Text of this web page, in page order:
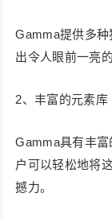
Gamma提供多
出令人眼前一亮
2、丰富的元素库
Gamma具有丰
户可以轻松地将
撼力。